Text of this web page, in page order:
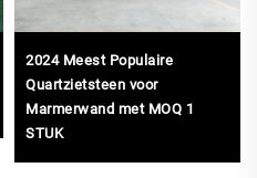
2024 Meest Populaire
Quartzietsteen voor
Marmerwand met MOQ 1
STUK